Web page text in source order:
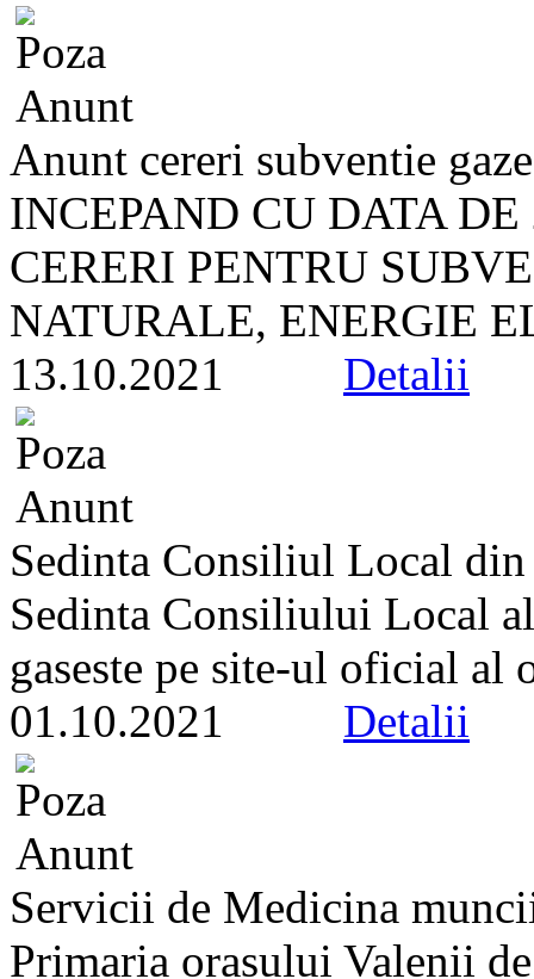
Anunt cereri subventie
INCEPAND CU DATA DE
CERERI PENTRU
NATURALE, ENERGIE
13.10.2021 Detalii
Sedinta Consiliul Local
Sedinta Consiliului Local
gaseste pe site-ul oficial al
01.10.2021 Detalii
Servicii de Medicina
Primaria orasului Valenii